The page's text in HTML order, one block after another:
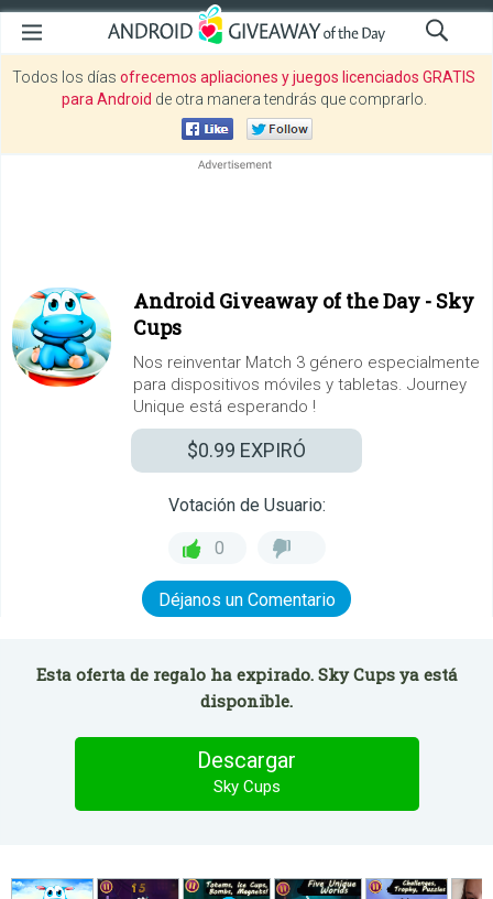
Todos los días ofrecemos apliaciones y juegos licenciados GRATIS
para Android de otra manera tendrás que comprarlo.
Android Giveaway of the Day - Sky
Cups
Nos reinventar Match 3 género especialmente
para dispositivos móviles y tabletas. Journey
Unique está esperando !
$0.99 EXPIRÓ
Votación de Usuario:
0
Déjanos un Comentario
Esta oferta de regalo ha expirado. Sky Cups ya está
disponible.
Descargar
Sky Cups